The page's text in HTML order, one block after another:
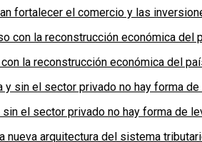
fortalecer el comercio y las
la reconstrucción económica del
el sector privado no hay forma de